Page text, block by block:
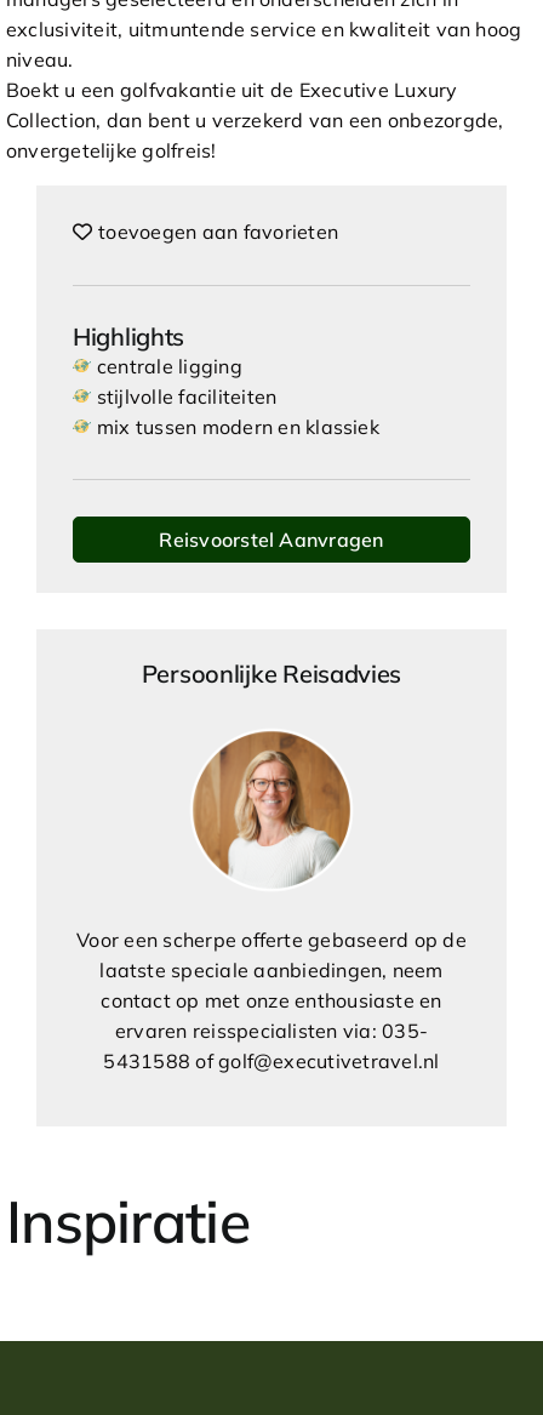
exclusiviteit, uitmuntende service en kwaliteit van hoog
niveau.
Boekt u een golfvakantie uit de Executive Luxury
Collection, dan bent u verzekerd van een onbezorgde,
onvergetelijke golfreis!
toevoegen aan favorieten
Highlights
centrale ligging
stijlvolle faciliteiten
mix tussen modern en klassiek
Reisvoorstel Aanvragen
Persoonlijke Reisadvies
Voor een scherpe offerte gebaseerd op de
laatste speciale aanbiedingen, neem
contact op met onze enthousiaste en
ervaren reisspecialisten via: 035-
5431588 of golf@executivetravel.nl
Inspiratie